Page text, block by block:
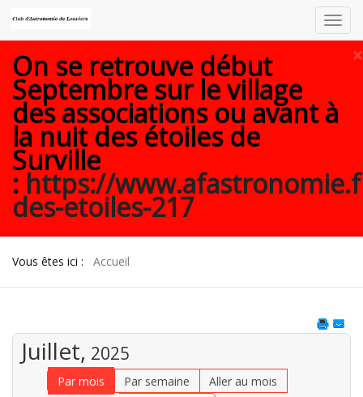
×
On se retrouve début
Septembre sur le village
des associations ou avant à
la nuit des étoiles de
Surville
: https://
des-etoiles-217
Vous êtes ici : Accueil
Juillet, 2025
Par mois Par semaine
Aller au mois